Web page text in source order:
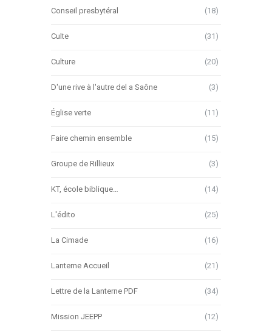
Conseil presbytéral (18)
Culte (31)
Culture (20)
D'une rive à l'autre del a Saône (3)
Église verte (11)
Faire chemin ensemble (15)
Groupe de Rillieux (3)
KT, école biblique… (14)
L'édito (25)
La Cimade (16)
Lanterne Accueil (21)
Lettre de la Lanterne PDF (34)
Mission JEEPP (12)